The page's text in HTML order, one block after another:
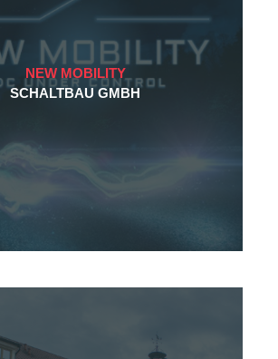
NEW MOBILITY
SCHALTBAU GMBH